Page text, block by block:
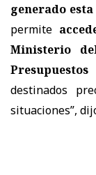
generado
permite
Ministerio
destinados
situaciones”,